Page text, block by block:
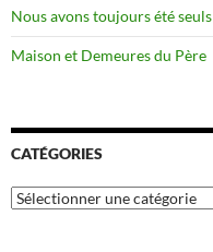
Nous avons toujours été seuls
Maison et Demeures du Père
CATÉGORIES
Catégories